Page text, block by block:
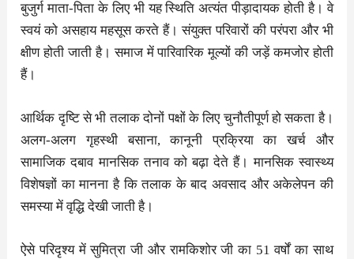
बुजुर्ग माता-पिता के लिए भी यह स्थिति अत्यंत पीड़ादायक होती है। वे
स्वयं को असहाय महसूस करते हैं। संयुक्त परिवारों की परंपरा और भी
क्षीण होती जाती है। समाज में पारिवारिक मूल्यों की जड़ें कमजोर होती
हैं।
आर्थिक दृष्टि से भी तलाक दोनों पक्षों के लिए चुनौतीपूर्ण हो सकता है।
अलग-अलग गृहस्थी बसाना, कानूनी प्रक्रिया का खर्च और
सामाजिक दबाव मानसिक तनाव को बढ़ा देते हैं। मानसिक स्वास्थ्य
विशेषज्ञों का मानना है कि तलाक के बाद अवसाद और अकेलेपन की
समस्या में वृद्धि देखी जाती है।
ऐसे परिदृश्य में सुमित्रा जी और रामकिशोर जी का 51 वर्षों का साथ